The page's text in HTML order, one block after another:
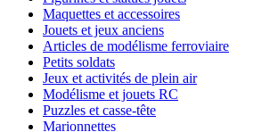
Maquettes et accessoires
Jouets et jeux anciens
Articles de modélisme ferroviaire
Petits soldats
Jeux et activités de plein air
Modélisme et jouets RC
Puzzles et casse-tête
Marionnettes